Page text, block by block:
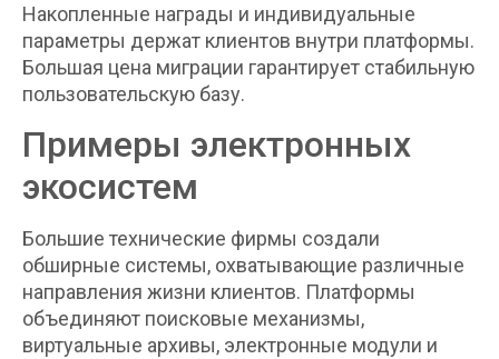
Накопленные награды и индивидуальные
параметры держат клиентов внутри платформы.
Большая цена миграции гарантирует стабильную
пользовательскую базу.
Примеры электронных
экосистем
Большие технические фирмы создали
обширные системы, охватывающие различные
направления жизни клиентов. Платформы
объединяют поисковые механизмы,
виртуальные архивы, электронные модули и